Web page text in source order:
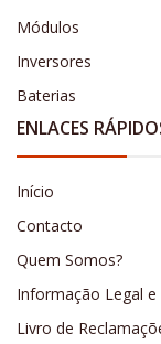
Módulos
Inversores
Baterias
ENLACES
Início
Contacto
Quem Somos?
Informação Legal
Livro de